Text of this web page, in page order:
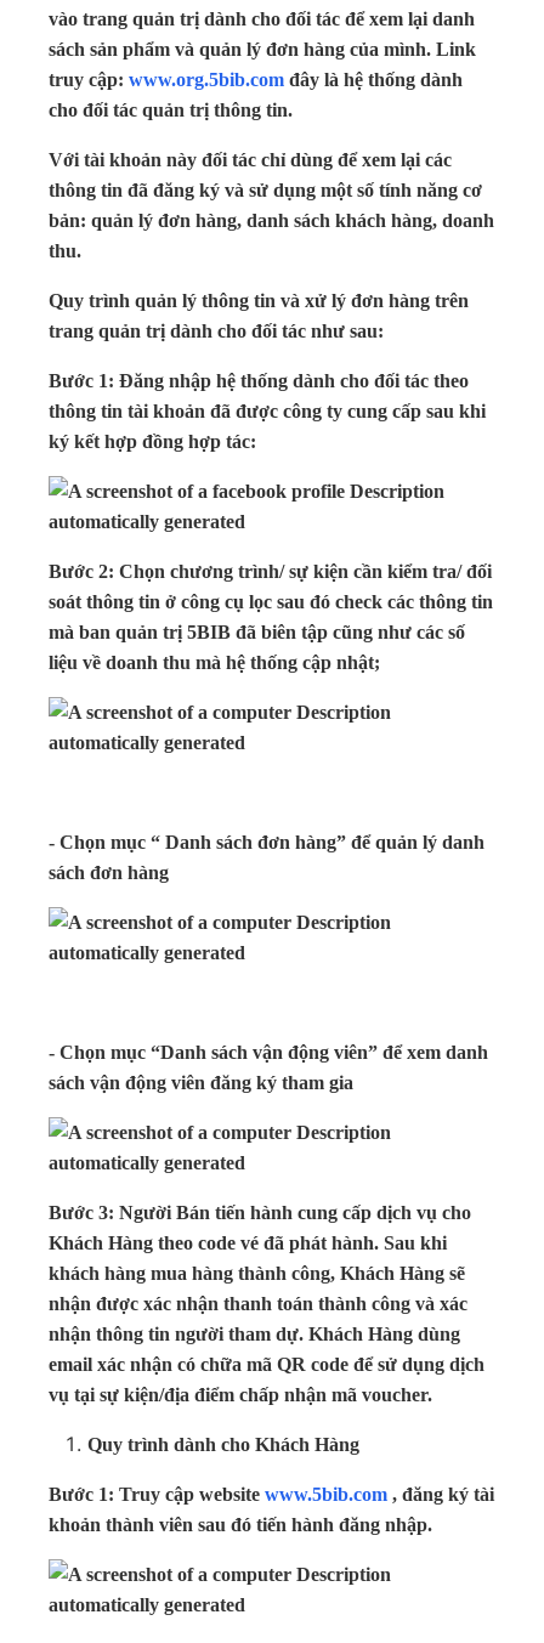
vào trang quản trị dành cho đối tác để xem lại danh
sách sản phẩm và quản lý đơn hàng của mình. Link
truy cập: www.org.5bib.com đây là hệ thống dành
cho đối tác quản trị thông tin.
Với tài khoản này đối tác chỉ dùng để xem lại các
thông tin đã đăng ký và sử dụng một số tính năng cơ
bản: quản lý đơn hàng, danh sách khách hàng, doanh
thu.
Quy trình quản lý thông tin và xử lý đơn hàng trên
trang quản trị dành cho đối tác như sau:
Bước 1: Đăng nhập hệ thống dành cho đối tác theo
thông tin tài khoản đã được công ty cung cấp sau khi
ký kết hợp đồng hợp tác:
Bước 2: Chọn chương trình/ sự kiện cần kiểm tra/ đối
soát thông tin ở công cụ lọc sau đó check các thông tin
mà ban quản trị 5BIB đã biên tập cũng như các số
liệu về doanh thu mà hệ thống cập nhật;
- Chọn mục “ Danh sách đơn hàng” để quản lý danh
sách đơn hàng
- Chọn mục “Danh sách vận động viên” để xem danh
sách vận động viên đăng ký tham gia
Bước 3: Người Bán tiến hành cung cấp dịch vụ cho
Khách Hàng theo code vé đã phát hành. Sau khi
khách hàng mua hàng thành công, Khách Hàng sẽ
nhận được xác nhận thanh toán thành công và xác
nhận thông tin người tham dự. Khách Hàng dùng
email xác nhận có chữa mã QR code để sử dụng dịch
vụ tại sự kiện/địa điểm chấp nhận mã voucher.
Quy trình dành cho Khách Hàng
Bước 1: Truy cập website www.5bib.com , đăng ký tài
khoản thành viên sau đó tiến hành đăng nhập.